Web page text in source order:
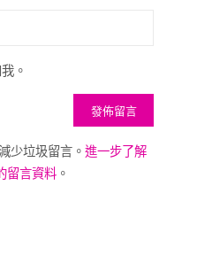
。
少垃圾留言。 進一步了解
留言資料。